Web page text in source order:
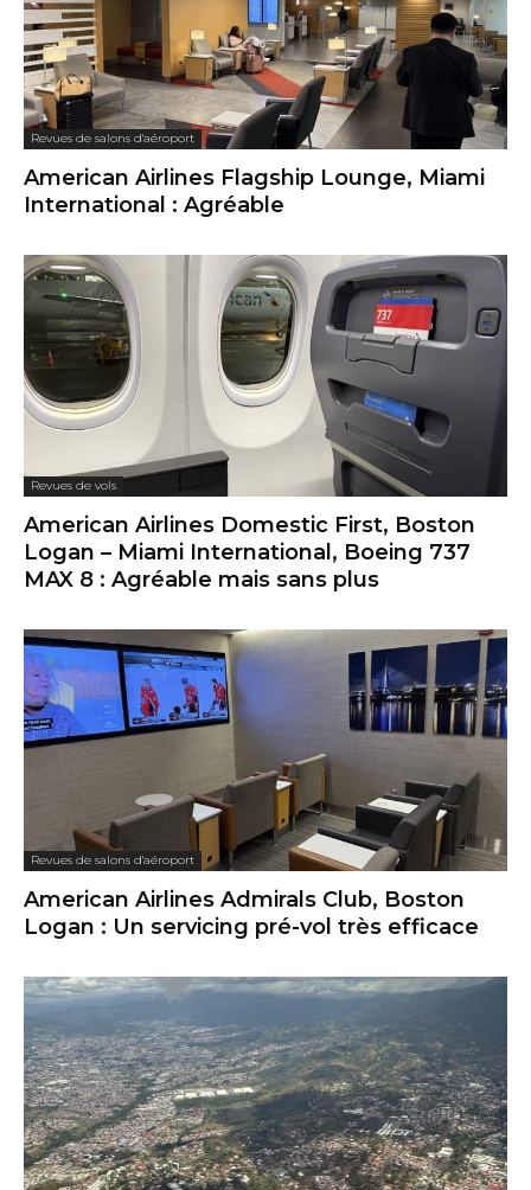
Revues de salons d'aéroport
American Airlines Flagship Lounge, Miami
International : Agréable
Revues de vols
American Airlines Domestic First, Boston
Logan – Miami International, Boeing 737
MAX 8 : Agréable mais sans plus
Revues de salons d'aéroport
American Airlines Admirals Club, Boston
Logan : Un servicing pré-vol très efficace